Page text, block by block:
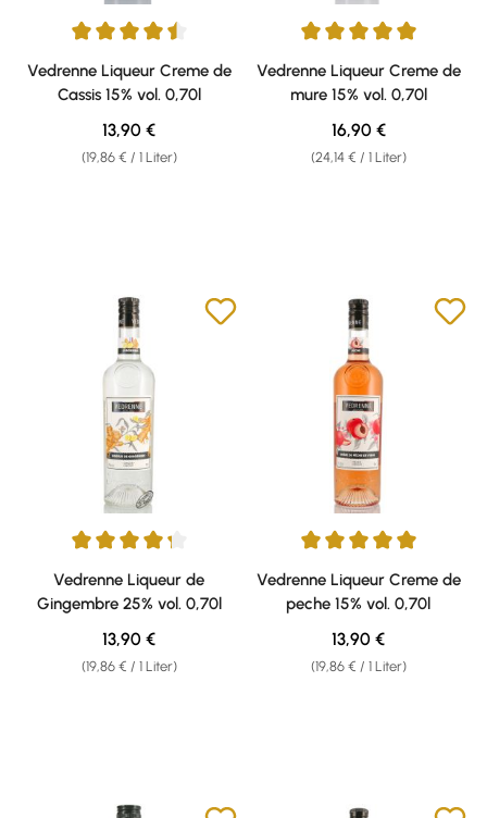
Durchschnittliche Bewertung von 4.5 von 5 Sternen
Vedrenne Liqueur Creme de
Cassis 15% vol. 0,70l
(19,86 € / 1 Liter)
Regulärer Preis:
13,90 €
Durchschnittliche Bewertung
Vedrenne Liqueur Creme de
mure 15% vol. 0,70l
(24,14 € / 1 Liter)
Regulärer Preis:
16,90 €
Durchschnittliche Bewertung von 4.33 von 5 Sternen
Vedrenne Liqueur de
Gingembre 25% vol. 0,70l
(19,86 € / 1 Liter)
Regulärer Preis:
13,90 €
Durchschnittliche Bewertung
Vedrenne Liqueur Creme de
peche 15% vol. 0,70l
(19,86 € / 1 Liter)
Regulärer Preis:
13,90 €